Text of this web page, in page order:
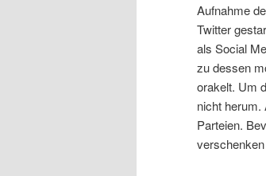
Aufnahme
Twitter
als Social
zu dessen
orakelt. Um
nicht herum.
Parteien.